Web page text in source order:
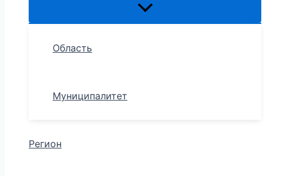
Область
Муниципалитет
Регион